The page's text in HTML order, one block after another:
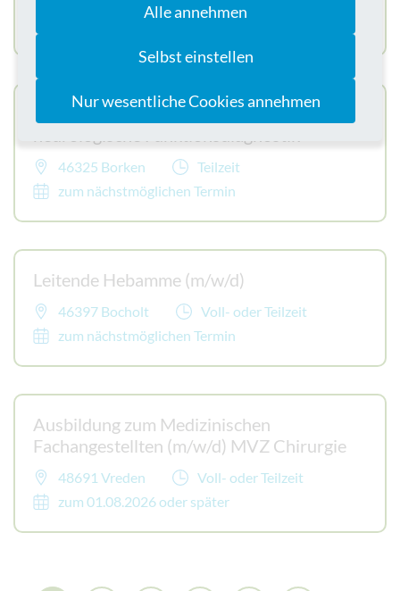
Medizinische Fachangestellte (m/w/d)
46325 Borken
Teilzeit
zum nächstmöglichen Termin
Leitende Hebamme (m/w/d)
46397 Bocholt
Voll- oder Teilzeit
zum nächstmöglichen Termin
Ausbildung zum Medizinischen
Fachangestellten (m/w/d) MVZ Chirurgie
48691 Vreden
Voll- oder Teilzeit
zum 01.08.2026 oder später
Alle annehmen
Selbst einstellen
Nur wesentliche Cookies annehmen